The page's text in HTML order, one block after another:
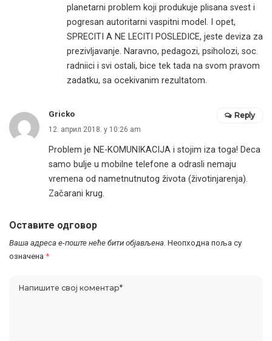
planetarni problem koji produkuje plisana svest i
pogresan autoritarni vaspitni model. I opet,
SPRECITI A NE LECITI POSLEDICE, jeste deviza za
prezivljavanje. Naravno, pedagozi, psiholozi, soc.
radniici i svi ostali, bice tek tada na svom pravom
zadatku, sa ocekivanim rezultatom.
Gricko
12. април 2018. у 10:26 am
Problem je NE-KOMUNIKACIJA i stojim iza toga! Deca
samo bulje u mobilne telefone a odrasli nemaju
vremena od nametnutnutog života (životinjarenja).
Začarani krug.
Reply
Оставите одговор
Ваша адреса е-поште неће бити објављена. Неопходна поља су
означена *